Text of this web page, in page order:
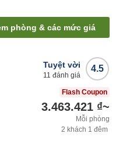
phòng & các mức giá
4.5
Tuyệt vời
11 đánh giá
Flash Coupon
3.463.421 ₫~
Mỗi phòng
2 khách 1 đêm